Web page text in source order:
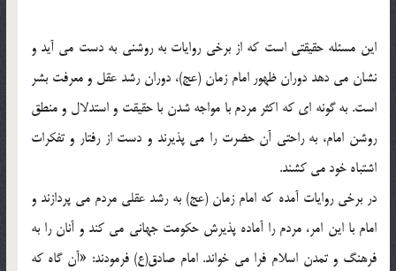
اين مسئله حقيقتي است که از برخي روايات به روشني به دست مي آيد و
نشان مي دهد دوران ظهور امام زمان (عج)، دوران رشد عقل و معرفت بشر
است. به گونه اي که اکثر مردم با مواجه شدن با حقيقت و استدلال و منطق
روشن امام، به راحتي آن حضرت را مي پذيرند و دست از رفتار و تفکرات
اشتباه خود مي کشند.
در برخي روايات آمده که امام زمان (عج) به رشد عقلي مردم مي پردازند و
امام با اين امر، مردم را آماده پذيرش حکومت جهاني مي کند و آنان را به
فرهنگ و تمدن اسلام فرا مي خواند. امام صادق(ع) فرمودند: «آن گاه که